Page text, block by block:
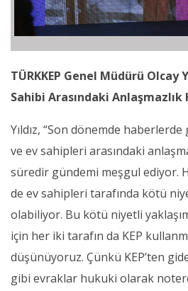
TÜRKKEP Genel Müdürü Olcay
Sahibi Arasındaki Anlaşmazlık
Yıldız, “Son dönemde
ve ev sahipleri arasındaki
süredir gündemi meşgul ediyor.
de ev sahipleri tarafında kötü
olabiliyor. Bu kötü niyetli
için her iki tarafın da KEP
düşünüyoruz. Çünkü KEP’ten
gibi evraklar hukuki olarak